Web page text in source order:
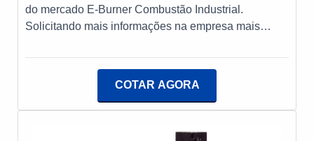
do mercado E-Burner Combustão Industrial.
Solicitando mais informações na empresa mais
referência em qualidade.DIFERENCIAIS
queimadores em uma empresa comprometida com
COTAR AGORA